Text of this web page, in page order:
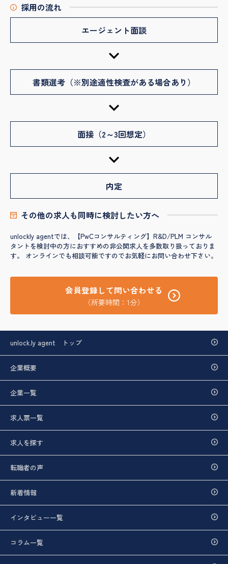
採用の流れ
エージェント面談
書類選考（※別途適性検査がある場合あり）
面接（2～3回想定）
内定
その他の求人も同時に検討したい方へ
unlockly agentでは、【PwCコンサルティング】R&D/PLM コンサル
タントを検討中の方におすすめの非公開求人を多数取り扱っておりま
す。 オンラインでも相談可能ですのでお気軽にお問い合わせ下さい。
会員登録して問い合わせる
（所要時間：1分）
unlock.ly agent トップ
企業概要
企業一覧
求人票一覧
求人を探す
転職者の声
新着情報
インタビュー一覧
コラム一覧